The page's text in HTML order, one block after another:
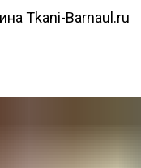
Tkani-Barnaul.ru